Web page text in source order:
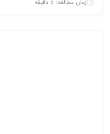
زمان مطالعه: 5 دقیقه